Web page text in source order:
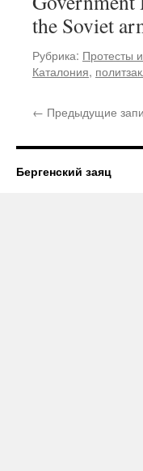
the Soviet
Рубрика: Протесты
Каталония,
← Предыдущие
Бергенский заяц